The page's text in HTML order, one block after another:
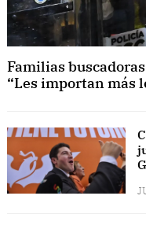
Familias
“Les importan más